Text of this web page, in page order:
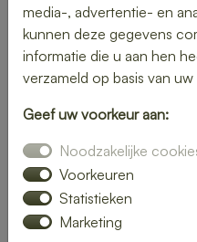
Heerlijke
Tinte – snel,
gemakkelijk
je lunch bezorgen in Tinte
van verse broodjes,
Ideaal voor thuis of op
Onze gerechten worden
media-, advertentie- en
kunnen deze gegevens
informatie die u aan hen
verzameld op basis van
Geef uw voorkeur aan:
Noodzakelijke
Voorkeuren
Statistieken
Marketing